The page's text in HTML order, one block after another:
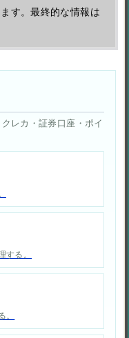
す。最終的な情報は
レカ・証券口座・ポイ
する。
。